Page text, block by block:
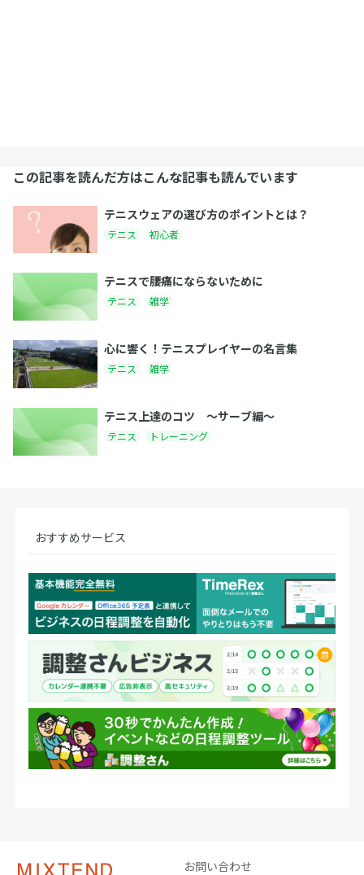
この記事を読んだ方はこんな記事も読んでいます
テニスウェアの選び方のポイントとは？
テニス 初心者
テニスで腰痛にならないために
テニス 雑学
心に響く！テニスプレイヤーの名言集
テニス 雑学
テニス上達のコツ 〜サーブ編〜
テニス トレーニング
おすすめサービス
お問い合わせ